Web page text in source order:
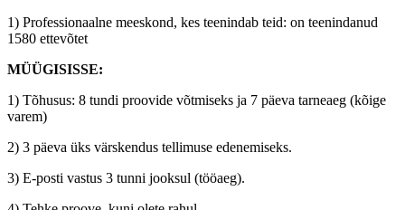
1) Professionaalne meeskond, kes teenindab teid: on teenindanud
1580 ettevõtet
MÜÜGISISSE:
1) Tõhusus: 8 tundi proovide võtmiseks ja 7 päeva tarneaeg (kõige
varem)
2) 3 päeva üks värskendus tellimuse edenemiseks.
3) E-posti vastus 3 tunni jooksul (tööaeg).